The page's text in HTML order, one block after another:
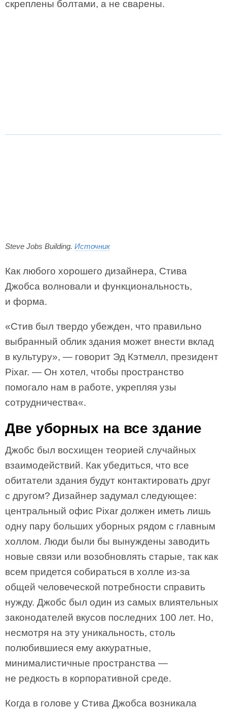
скреплены болтами, а не сварены.
Steve Jobs Building. Источник
Как любого хорошего дизайнера, Стива
Джобса волновали и функциональность,
и форма.
«Стив был твердо убежден, что правильно
выбранный облик здания может внести вклад
в культуру», — говорит Эд Кэтмелл, президент
Pixar. — Он хотел, чтобы пространство
помогало нам в работе, укрепляя узы
сотрудничества«.
Две уборных на все здание
Джобс был восхищен теорией случайных
взаимодействий. Как убедиться, что все
обитатели здания будут контактировать друг
с другом? Дизайнер задумал следующее:
центральный офис Pixar должен иметь лишь
одну пару больших уборных рядом с главным
холлом. Люди были бы вынуждены заводить
новые связи или возобновлять старые, так как
всем придется собираться в холле из-за
общей человеческой потребности справить
нужду. Джобс был один из самых влиятельных
законодателей вкусов последних 100 лет. Но,
несмотря на эту уникальность, столь
полюбившиеся ему аккуратные,
минималистичные пространства —
не редкость в корпоративной среде.
Когда в голове у Стива Джобса возникала